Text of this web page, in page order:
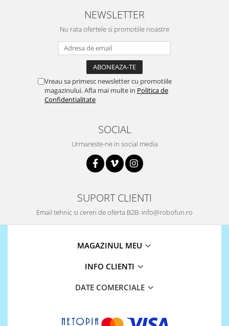
NEWSLETTER
Nu rata ofertele si promotiile noastre
Vreau sa primesc newsletter cu promotiile
magazinului. Afla mai multe in Politica de
Confidentialitate
SOCIAL
Urmareste-ne in social media
SUPORT CLIENTI
Email tehnic si cereri de oferta B2B: info@robofun.ro
MAGAZINUL MEU
INFO CLIENTI
DATE COMERCIALE